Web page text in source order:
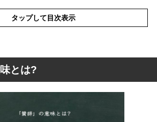
タップして目次表示
意味とは?
とは?